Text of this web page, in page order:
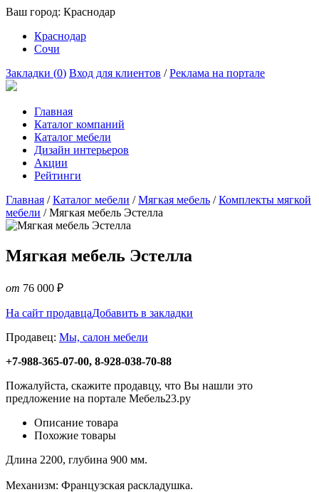
Ваш город: Краснодар
Краснодар
Сочи
Закладки (0) Вход для клиентов /Реклама на портале
Главная
Каталог компаний
Каталог мебели
Дизайн интерьеров
Акции
Рейтинги
Главная /Каталог мебели /Мягкая мебель /Комплекты мягкой
мебели /Мягкая мебель Эстелла
Мягкая мебель Эстелла
от 76 000 ₽
На сайт продавцаДобавить в закладки
Продавец: Мы, салон мебели
+7-988-365-07-00, 8-928-038-70-88
Пожалуйста, скажите продавцу, что Вы нашли это
предложение на портале Мебель23.ру
Описание товара
Похожие товары
Длина 2200, глубина 900 мм.
Механизм: Французская раскладушка.